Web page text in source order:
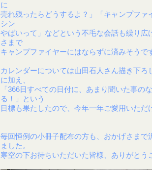
に
売れ残ったらどうするよ？」「キャンプファ
シン
やばいって」などという不毛な会話も繰り広
さまで
キャンプファイヤーにはならずに済みそうで
カレンダーについては山田石人さん描き下
に加え、
「366日すべての日付に、あまり聞いた事の
る！」という
目標も果たしたので、今年一年ご愛用いただ
毎回恒例の小冊子配布の方も、おかげさまで
ました。
寒空の下お待ちいただいた皆様、ありがとう